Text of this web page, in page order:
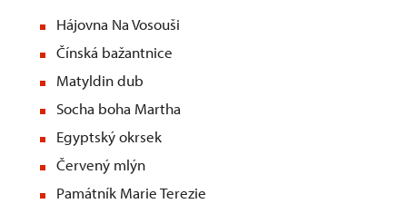
Hájovna Na Vosouši
Čínská bažantnice
Matyldin dub
Socha boha Martha
Egyptský okrsek
Červený mlýn
Památník Marie Terezie